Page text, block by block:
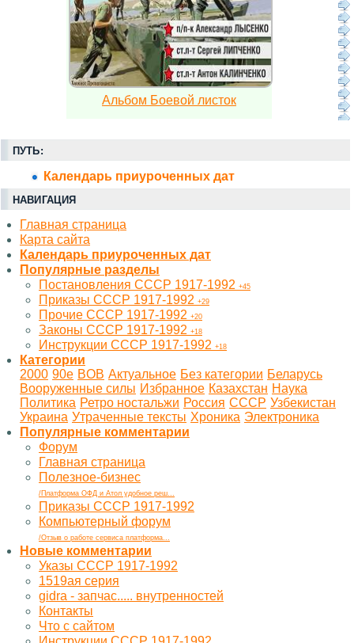
Альбом Боевой листок
ПУТЬ:
Календарь приуроченных дат
НАВИГАЦИЯ
Главная страница
Карта сайта
Календарь приуроченных дат
Популярные разделы
Постановления СССР 1917-1992 +45
Приказы СССР 1917-1992 +29
Прочие СССР 1917-1992 +20
Законы СССР 1917-1992 +18
Инструкции СССР 1917-1992 +18
Категории
2000 90е BOB Актуальное Без категории Беларусь
Вооруженные силы Избранное Казахстан Наука
Политика Ретро ностальжи Россия СССР Узбекистан
Украина Утраченные тексты Хроника Электроника
Популярные комментарии
Форум
Главная страница
Полезное-бизнес
/Платформа ОФД и Атол удобное реш...
Приказы СССР 1917-1992
Компьютерный форум
/Отзыв о работе сервиса платформа...
Новые комментарии
Указы СССР 1917-1992
1519ая серия
gidra - запчас..... внутренностей
Контакты
Что с сайтом